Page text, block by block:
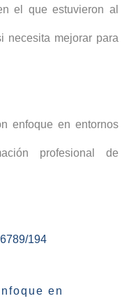
el que estuvieron al
necesita mejorar para
enfoque en entornos
profesional de
194
en